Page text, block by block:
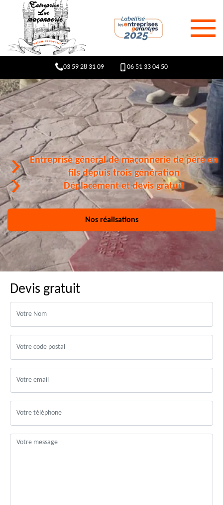
03 59 28 31 09 06 51 33 04 50
Entreprise général de maçonnerie de père en
fils depuis trois génération
Déplacement et devis gratuit
Nos réalisations
Devis gratuit